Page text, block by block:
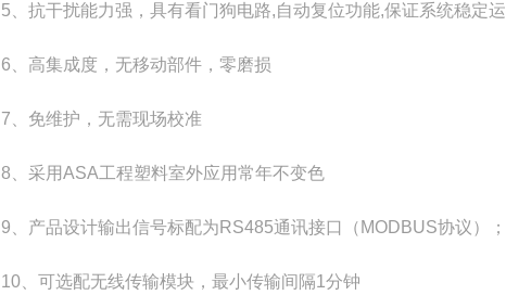
5、抗干扰能力强，具有看门狗电路,自动复位功能,保证系统稳定
6、高集成度，无移动部件，零磨损
7、免维护，无需现场校准
8、采用ASA工程塑料室外应用常年不变色
9、产品设计输出信号标配为RS485通讯接口（MODBUS协议）
10、可选配无线传输模块，最小传输间隔1分钟